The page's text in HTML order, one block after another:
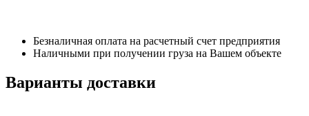
Безналичная оплата на расчетный счет предприятия
Наличными при получении груза на Вашем объекте
Варианты доставки